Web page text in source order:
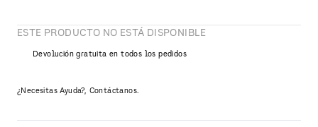
ESTE PRODUCTO NO ESTÁ DISPONIBLE
Devolución gratuita en todos los pedidos
¿Necesitas Ayuda?, Contáctanos.